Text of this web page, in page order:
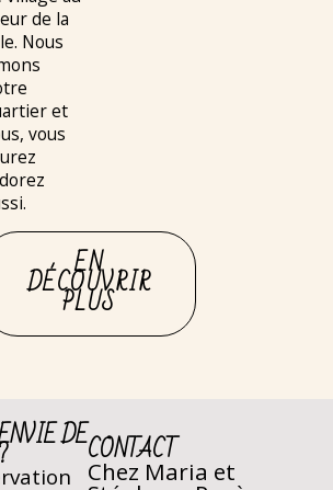
de la
Nous
et
vous
EN
DÉCOUVRIR
PLUS
DECONTACT
Chez Maria et